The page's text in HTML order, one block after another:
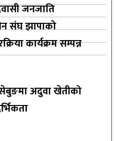
जनजाति
संघ झापाको
कार्यक्रम सम्पन्न
अदुवा खेतीको